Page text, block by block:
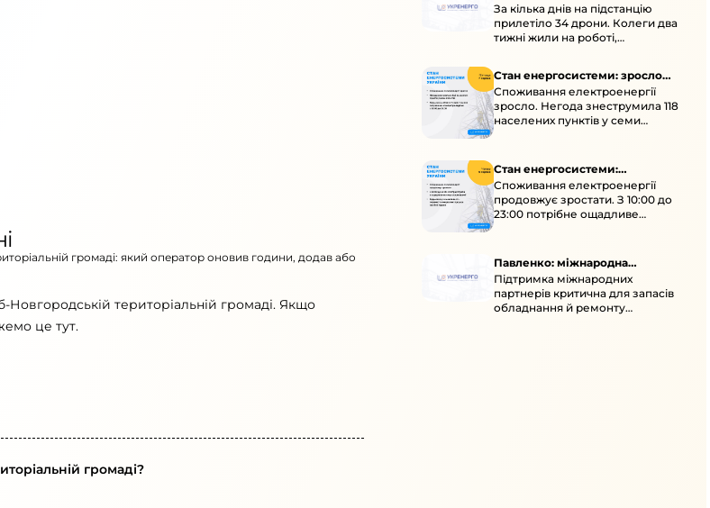
громаді: який оператор оновив години, додав або
територіальній громаді. Якщо
це тут.
громаді?
окупація
За кілька днів на підстанцію
прилетіло 34 дрони. Колеги два
тижні жили на роботі,
Стан енергосистеми: зросло
споживання через негоду
Споживання електроенергії
зросло. Негода знеструмила 118
населених пунктів у семи
областях. Обмежте
електроприладами 10:00–23:00.
Стан енергосистеми:
споживання зростає
Споживання електроенергії
продовжує зростати. З 10:00 до
23:00 потрібне ощадливе
енергоспоживання, а
перенести на нічні години.
Павленко: міжнародна
підтримка для стійкості
енергосистеми
Підтримка міжнародних
партнерів критична для запасів
обладнання й ремонту